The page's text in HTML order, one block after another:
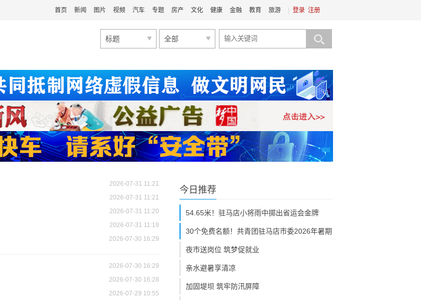
登录 注册
首页 新闻 图片 视频 汽车 专题 房产 文化 健康 金融 教育 旅游
标题 全部
2026-07-31 11:21
2026-07-31 11:21
2026-07-31 11:20
2026-07-31 11:19
2026-07-30 16:29
2026-07-30 16:29
2026-07-30 16:28
2026-07-29 10:55
今日推荐
54.65米！驻马店小将雨中掷出省运会金牌
30个免费名额！共青团驻马店市委2026年暑期
夜市送岗位 筑梦促就业
亲水避暑享清凉
加固堤坝 筑牢防汛屏障